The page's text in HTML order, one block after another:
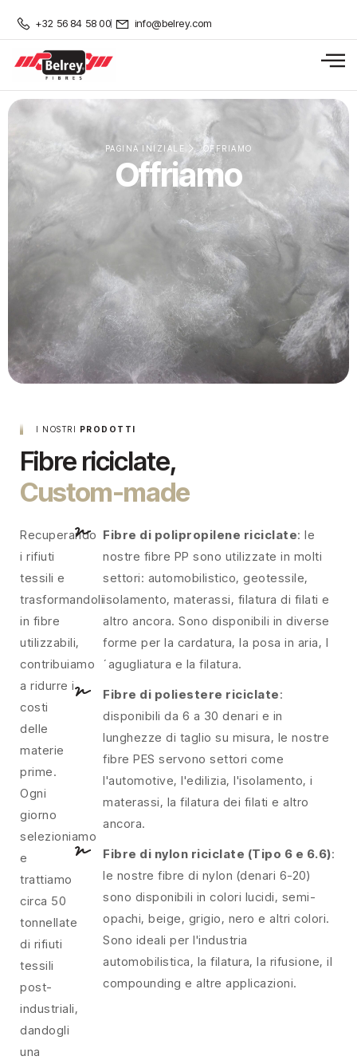
+32 56 84 58 00 info@belrey.com
PAGINA INIZIALE OFFRIAMO
Offriamo
I NOSTRI PRODOTTI
Fibre riciclate,
Custom-made
Recuperando
i rifiuti
tessili e
trasformandoli
in fibre
utilizzabili,
contribuiamo
a ridurre i
costi
delle
materie
prime.
Ogni
giorno
selezioniamo
e
trattiamo
circa 50
tonnellate
di rifiuti
tessili
post-
industriali,
dandogli
una
Fibre di polipropilene riciclate: le
nostre fibre PP sono utilizzate in molti
settori: automobilistico, geotessile,
isolamento, materassi, filatura di filati e
altro ancora. Sono disponibili in diverse
forme per la cardatura, la posa in aria, l
´agugliatura e la filatura.
Fibre di poliestere riciclate:
disponibili da 6 a 30 denari e in
lunghezze di taglio su misura, le nostre
fibre PES servono settori come
l'automotive, l'edilizia, l'isolamento, i
materassi, la filatura dei filati e altro
ancora.
Fibre di nylon riciclate (Tipo 6 e 6.6):
le nostre fibre di nylon (denari 6-20)
sono disponibili in colori lucidi, semi-
opachi, beige, grigio, nero e altri colori.
Sono ideali per l'industria
automobilistica, la filatura, la rifusione, il
compounding e altre applicazioni.